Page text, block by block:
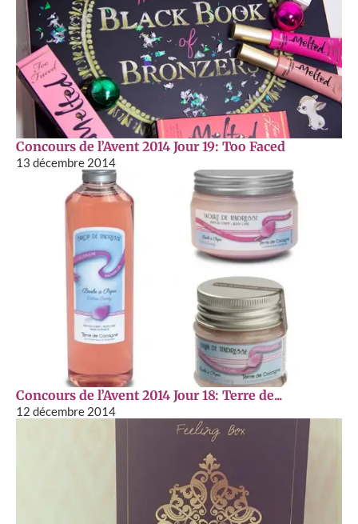
Concours de l’Avent 2014 Jour 19: Too Faced
13 décembre 2014
Concours de l’Avent 2014 Jour 18: Terre de...
12 décembre 2014